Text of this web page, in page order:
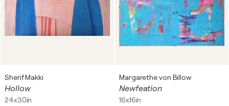
Sherif Makki
Hollow
24x30in
Margarethe von Billow
Newfeation
16x16in